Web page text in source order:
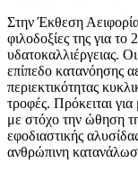
Στην Έκθεση
φιλοδοξίες της για
υδατοκαλλιέργειας.
επίπεδο κατανόησης
περιεκτικότητας
τροφές. Πρόκειται
με στόχο την ώθηση
εφοδιαστικής
ανθρώπινη